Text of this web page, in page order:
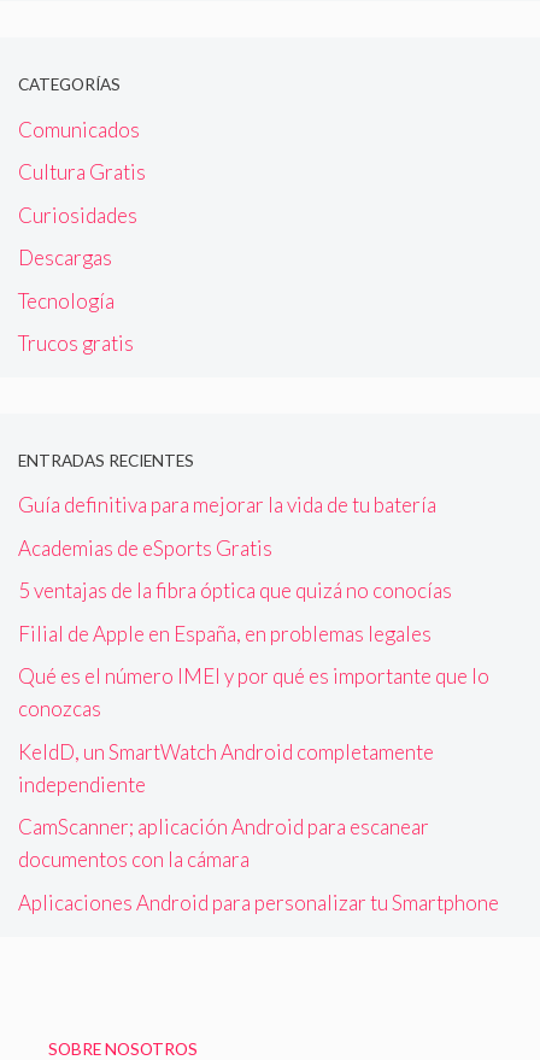
CATEGORÍAS
Comunicados
Cultura Gratis
Curiosidades
Descargas
Tecnología
Trucos gratis
ENTRADAS RECIENTES
Guía definitiva para mejorar la vida de tu batería
Academias de eSports Gratis
5 ventajas de la fibra óptica que quizá no conocías
Filial de Apple en España, en problemas legales
Qué es el número IMEI y por qué es importante que lo
conozcas
KeldD, un SmartWatch Android completamente
independiente
CamScanner; aplicación Android para escanear
documentos con la cámara
Aplicaciones Android para personalizar tu Smartphone
SOBRE NOSOTROS